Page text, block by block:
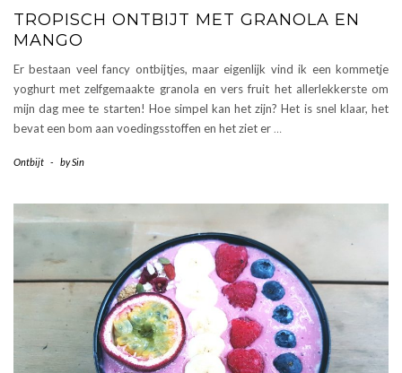
TROPISCH ONTBIJT MET GRANOLA EN
MANGO
Er bestaan veel fancy ontbijtjes, maar eigenlijk vind ik een kommetje
yoghurt met zelfgemaakte granola en vers fruit het allerlekkerste om
mijn dag mee te starten! Hoe simpel kan het zijn? Het is snel klaar, het
bevat een bom aan voedingsstoffen en het ziet er …
Ontbijt - bySin